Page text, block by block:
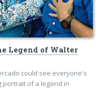
Legend of Walter
could see everyone's
portrait of a legend in